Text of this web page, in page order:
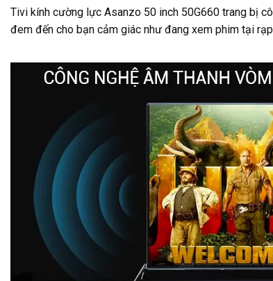
Tivi kính cường lực Asanzo 50 inch 50G660 trang bị
đem đến cho bạn cảm giác như đang xem phim tại